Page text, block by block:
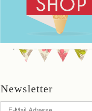
Newsletter